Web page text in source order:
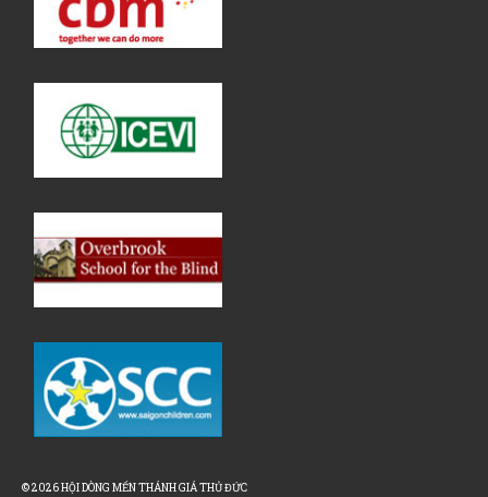
© 2026 HỘI DÒNG MẾN THÁNH GIÁ THỦ ĐỨC